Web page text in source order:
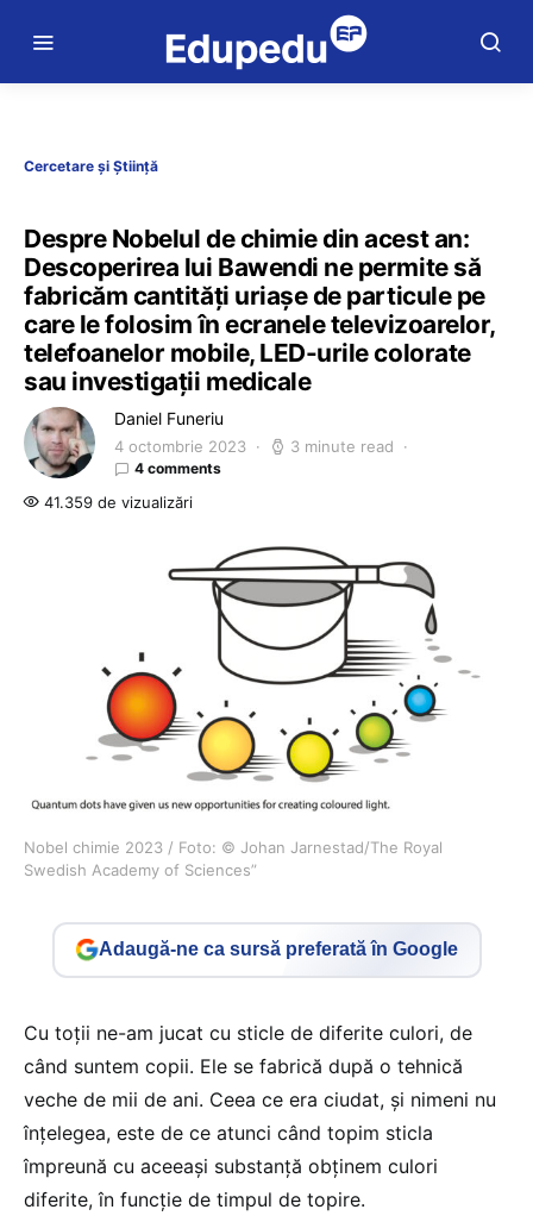
Cercetare și Știință
Despre Nobelul de chimie din acest an:
Descoperirea lui Bawendi ne permite să
fabricăm cantități uriașe de particule pe
care le folosim în ecranele televizoarelor,
telefoanelor mobile, LED-urile colorate
sau investigații medicale
Daniel Funeriu
4 octombrie 2023 3 minute read
4 comments
41.359 de vizualizări
Nobel chimie 2023 / Foto: © Johan Jarnestad/The Royal
Swedish Academy of Sciences”
Adaugă-ne ca sursă preferată în Google
Cu toții ne-am jucat cu sticle de diferite culori, de
când suntem copii. Ele se fabrică după o tehnică
veche de mii de ani. Ceea ce era ciudat, și nimeni nu
înțelegea, este de ce atunci când topim sticla
împreună cu aceeași substanță obținem culori
diferite, în funcție de timpul de topire.